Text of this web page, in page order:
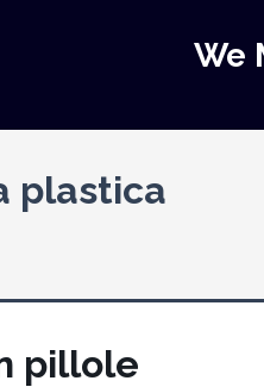
We
plastica
pillole